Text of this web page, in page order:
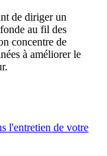
de diriger un
au fil des
concentre de
à améliorer le
l'entretien de votre